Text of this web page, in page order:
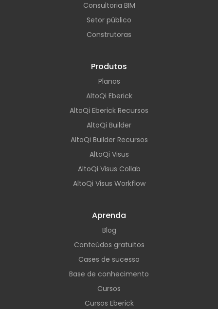
Consultoria BIM
Setor público
Construtoras
Produtos
Planos
AltoQi Eberick
AltoQi Eberick Recursos
AltoQi Builder
AltoQi Builder Recursos
AltoQi Visus
AltoQi Visus Collab
AltoQi Visus Workflow
Aprenda
Blog
Conteúdos gratuitos
Cases de sucesso
Base de conhecimento
Cursos
Cursos Eberick